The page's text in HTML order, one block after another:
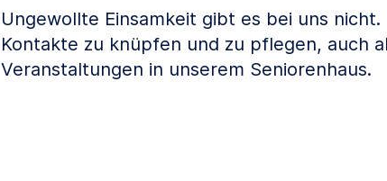
Ungewollte Einsamkeit gibt es bei uns
Kontakte zu knüpfen und zu pflegen, auch
Veranstaltungen in unserem Seniorenhaus.